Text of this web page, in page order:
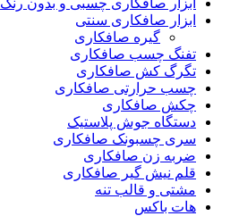
ابزار صافکاری چسبی و بدون رنگ
ابزار صافکاری سنتی
گیره صافکاری
تفنگ چسب صافکاری
تگرگ کش صافکاری
چسب حرارتی صافکاری
چکش صافکاری
دستگاه جوش پلاستیک
سری چسبونک صافکاری
ضربه زن صافکاری
قلم نیش گیر صافکاری
مشتی و قالب تنه
هات باکس